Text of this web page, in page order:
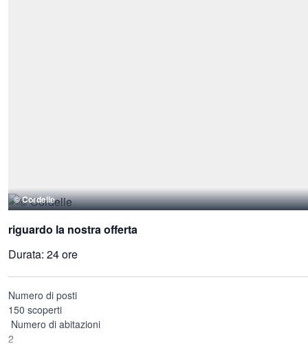
riguardo la nostra offerta
Durata: 24 ore
Numero di posti
150 scoperti
Numero di abitazioni
2
© Cordelle